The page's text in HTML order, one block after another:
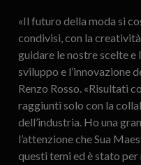
«Il futuro della moda si
condivisi, con la
guidare le nostre scelte e
sviluppo e l’innovazione
Renzo Rosso. «Risultati
raggiunti solo con la
dell’industria. Ho una
l’attenzione che Sua
questi temi ed è stato